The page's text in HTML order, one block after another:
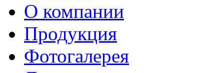
О компании
Продукция
Фотогалерея